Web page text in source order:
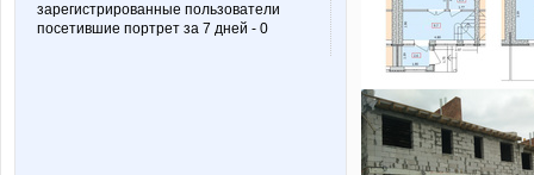
зарегистрированные пользователи
посетившие портрет за 7 дней - 0